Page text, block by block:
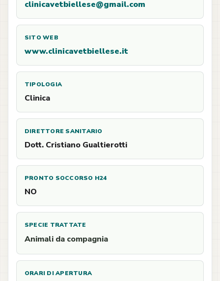
clinicavetbiellese@gmail.com
SITO WEB
www.clinicavetbiellese.it
TIPOLOGIA
Clinica
DIRETTORE SANITARIO
Dott. Cristiano Gualtierotti
PRONTO SOCCORSO H24
NO
SPECIE TRATTATE
Animali da compagnia
ORARI DI APERTURA